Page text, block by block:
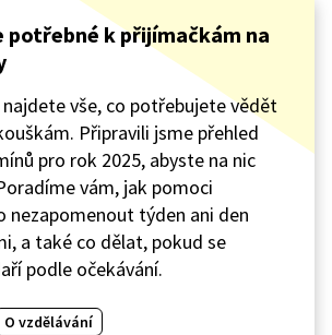
potřebné k přijímačkám na
vše, co potřebujete vědět
Připravili jsme přehled
pro rok 2025, abyste na nic
vám, jak pomoci
nezapomenout týden ani den
a také co dělat, pokud se
podle očekávání.
O vzdělávání